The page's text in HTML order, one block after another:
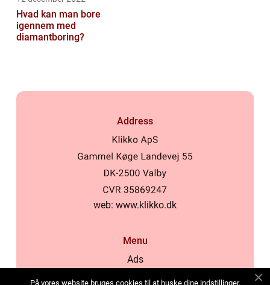
Hvad kan man bore
igennem med
diamantboring?
Address
web: www.klikko.dk
Menu
Ads
På vores website bruges cookies til at huske dine indstillinger,